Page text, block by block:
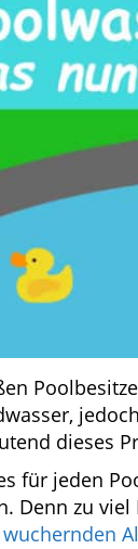
dieses
für jeden
Denn zu